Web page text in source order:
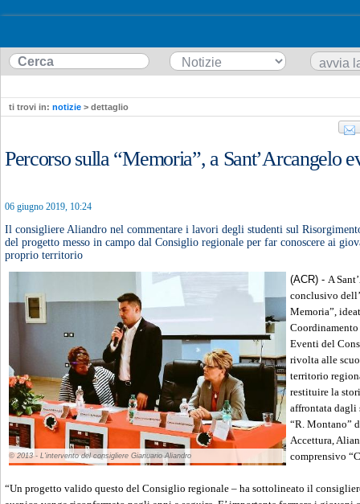
ti trovi in: notizie > dettaglio
Percorso sulla “Memoria”, a Sant’Arcangelo
06 giugno 2019, 10:24
Il consigliere Aliandro nel commentare i lavori degli studenti sul
del progetto messo in campo dal Consiglio regionale per far conoscere ai
proprio territorio
© 2013 - L'intervento del consigliere Gianuario Aliandro
(ACR) - A
conclusivo
Memoria”,
Eventi del
rivolta alle
territorio
restituire la
affrontata dagli
“R. Montano”
Accettura,
comprensivo
“Un progetto valido questo del Consiglio regionale – ha sottolineato il